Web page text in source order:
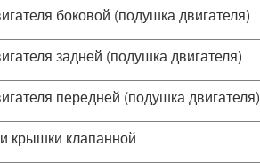
боковой (подушка двигателя)
задней (подушка двигателя)
передней (подушка двигателя)
крышки клапанной